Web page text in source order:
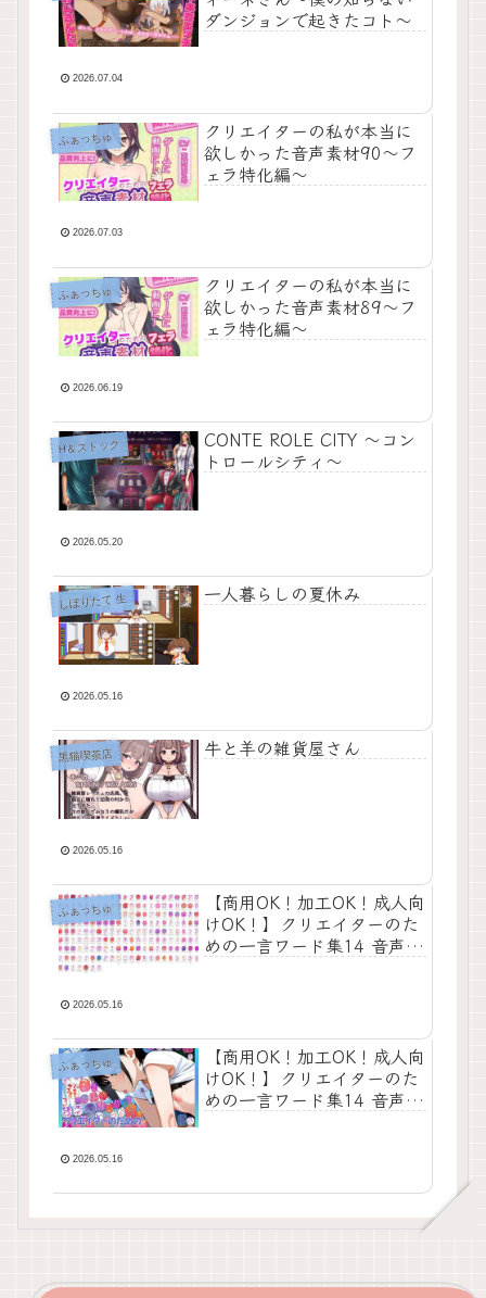
ダンジョンで起きたコト〜
2026.07.04
ふぁっちゅ
クリエイターの私が本当に
欲しかった音声素材90〜フ
ェラ特化編〜
2026.07.03
ふぁっちゅ
クリエイターの私が本当に
欲しかった音声素材89〜フ
ェラ特化編〜
2026.06.19
H＆ストック
CONTE ROLE CITY 〜コン
トロールシティ〜
2026.05.20
しぼりたて 生 一人暮らしの夏休み
2026.05.16
黒猫喫茶店 牛と羊の雑貨屋さん
2026.05.16
ふぁっちゅ
【商用OK！加工OK！成人向
けOK！】クリエイターのた
めの一言ワード集14 音声擬
2026.05.16
ふぁっちゅ
【商用OK！加工OK！成人向
けOK！】クリエイターのた
めの一言ワード集14 音声オ
2026.05.16